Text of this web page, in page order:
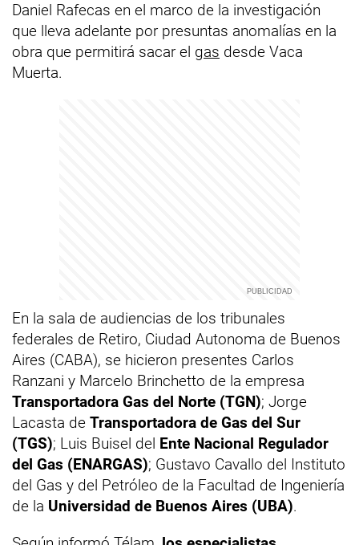
Daniel Rafecas en el marco de la investigación
que lleva adelante por presuntas anomalías en la
obra que permitirá sacar el gas desde Vaca
Muerta.
En la sala de audiencias de los tribunales
federales de Retiro, Ciudad Autonoma de Buenos
Aires (CABA), se hicieron presentes Carlos
Ranzani y Marcelo Brinchetto de la empresa
Transportadora Gas del Norte (TGN); Jorge
Lacasta de Transportadora de Gas del Sur
(TGS); Luis Buisel del Ente Nacional Regulador
del Gas (ENARGAS); Gustavo Cavallo del Instituto
del Gas y del Petróleo de la Facultad de Ingeniería
de la Universidad de Buenos Aires (UBA).